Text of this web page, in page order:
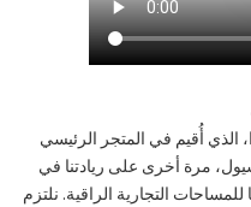
أُقيم في المتجر الرئيسي
مرة أخرى على ريادتنا في
التجارية الراقية. نلتزم